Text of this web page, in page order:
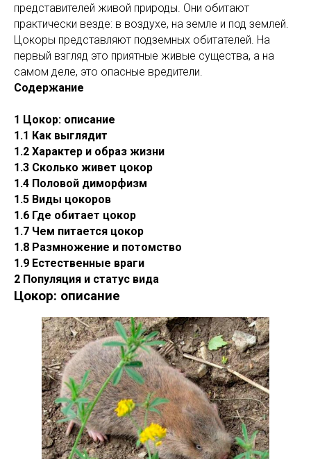
представителей живой природы. Они обитают
практически везде: в воздухе, на земле и под землей.
Цокоры представляют подземных обитателей. На
первый взгляд это приятные живые существа, а на
самом деле, это опасные вредители.
Содержание
1 Цокор: описание
1.1 Как выглядит
1.2 Характер и образ жизни
1.3 Сколько живет цокор
1.4 Половой диморфизм
1.5 Виды цокоров
1.6 Где обитает цокор
1.7 Чем питается цокор
1.8 Размножение и потомство
1.9 Естественные враги
2 Популяция и статус вида
Цокор: описание